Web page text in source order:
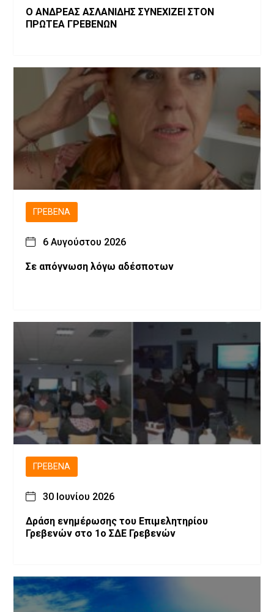
Ο ΑΝΔΡΕΑΣ ΑΣΛΑΝΙΔΗΣ ΣΥΝΕΧΙΖΕΙ ΣΤΟΝ
ΠΡΩΤΕΑ ΓΡΕΒΕΝΩΝ
ΓΡΕΒΕΝΆ
6 Αυγούστου 2026
Σε απόγνωση λόγω αδέσποτων
ΓΡΕΒΕΝΆ
30 Ιουνίου 2026
Δράση ενημέρωσης του Επιμελητηρίου
Γρεβενών στο 1ο ΣΔΕ Γρεβενών